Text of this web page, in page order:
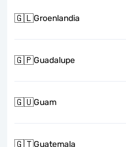
🇬🇱Groenlandia
🇬🇵Guadalupe
🇬🇺Guam
🇬🇹Guatemala